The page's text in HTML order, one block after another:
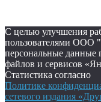
С целью улучшения
пользователями ООО
персональные данные
файлов и сервисов
Статистика согласно
Политике
сетевого издания